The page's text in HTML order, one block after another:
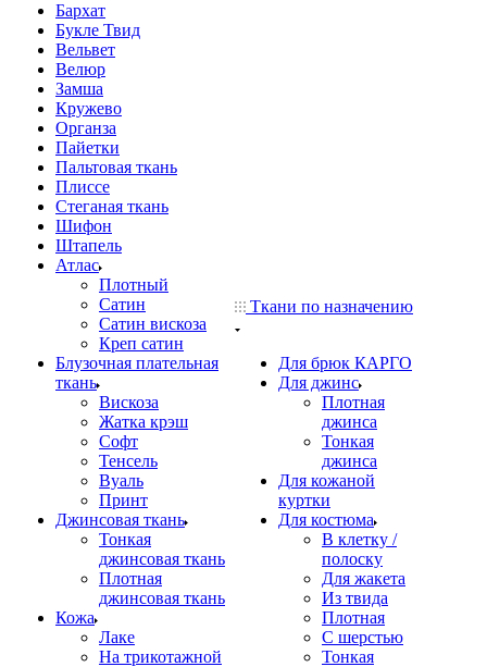
Бархат
Букле Твид
Вельвет
Велюр
Замша
Кружево
Органза
Пайетки
Пальтовая ткань
Плиссе
Стеганая ткань
Шифон
Штапель
Атлас
Плотный
Сатин
Сатин вискоза
Креп сатин
Блузочная плательная
ткань
Вискоза
Жатка крэш
Софт
Тенсель
Вуаль
Принт
Джинсовая ткань
Тонкая
джинсовая ткань
Плотная
джинсовая ткань
Кожа
Лаке
На трикотажной
Ткани по назначению
Для брюк КАРГО
Для джинс
Плотная
джинса
Тонкая
джинса
Для кожаной
куртки
Для костюма
В клетку /
полоску
Для жакета
Из твида
Плотная
С шерстью
Тонкая